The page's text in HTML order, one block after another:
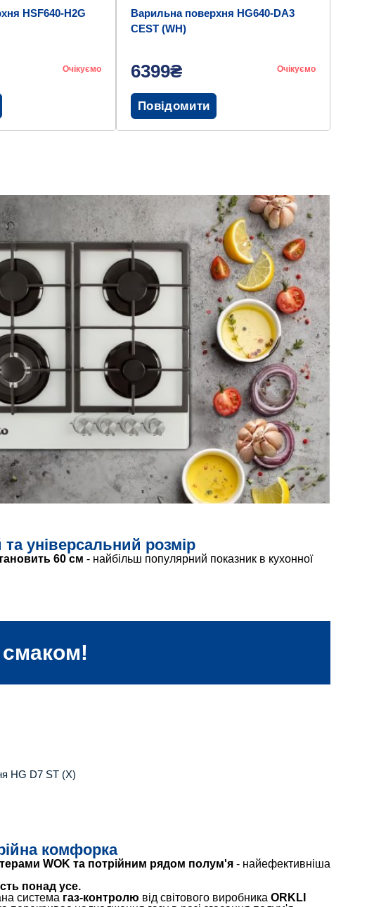
HSF640-H2G
Очікуємо
Варильна поверхня HG640-DA3
CEST (WH)
6399₴ Очікуємо
Повідомити
універсальний розмір
60 см - найбільш популярний показник в кухонної
смаком!
комфорка
WOK та потрійним рядом полум'я - найефективніша
понад усе.
система газ-контролю від світового виробника ORKLI